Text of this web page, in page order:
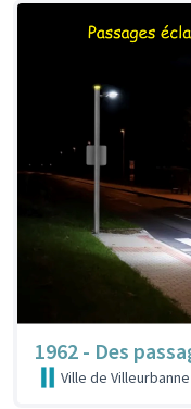
1962 - Des
Ville de Villeurbanne